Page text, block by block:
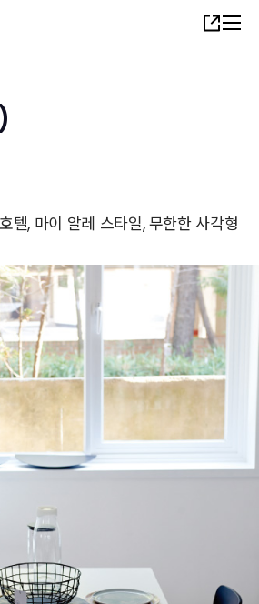
Share
텔, 마이 알레 스타일, 무한한 사각형